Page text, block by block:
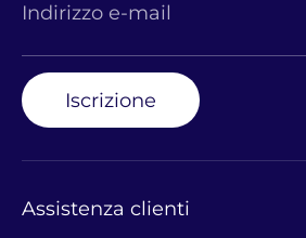
Indirizzo e-mail
Iscrizione
Assistenza clienti